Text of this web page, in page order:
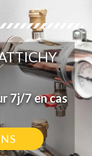
7j/7 en cas